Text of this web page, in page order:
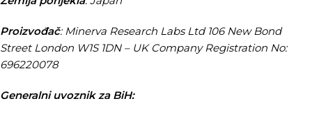
Proizvođač: Minerva Research Labs Ltd 106 New Bond
Street London W1S 1DN – UK Company Registration No:
696220078
Generalni uvoznik za BiH: